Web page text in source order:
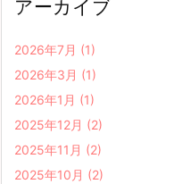
アーカイブ
2026年7月 (1)
2026年3月 (1)
2026年1月 (1)
2025年12月 (2)
2025年11月 (2)
2025年10月 (2)